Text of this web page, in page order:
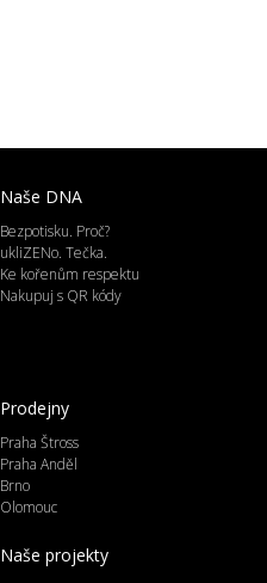
Naše DNA
Bezpotisku. Proč?
ukliZENo. Tečka.
Ke kořenům respektu
Nakupuj s QR kódy
Prodejny
Praha Štross
Praha Anděl
Brno
Olomouc
Naše projekty